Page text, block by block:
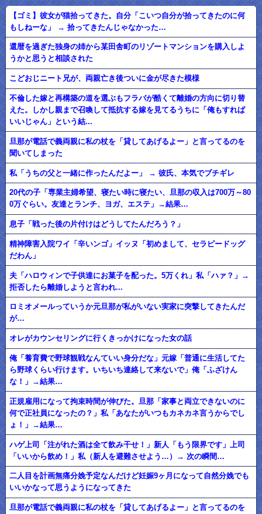
【ゴミ】彼女が猫拾ってきた。自分「こいつ自分が拾ってきたのに何
もしねーな」 → 拾ってきたんじゃなかった…
還暦を過ぎた独身の姉から某田舎町のリゾートマンションを購入しよ
うかと思うと相談された
こどおじニート兄が、両親亡き後ついに金が尽きた模様
不倫した嫁と再構築の道を選ぶもフラバが酷くて離婚の方向に切り替
えた。しかし親まで召喚して抵抗する嫁を見てるうちに「俺もすれば
いいじゃん」という結...
旦那が電話で義両親に私の杖を「貸してあげるよー」と言ってるのを
聞いてしまった
私「うちの父と一緒に作ったんだよー」 → 彼氏、本気でブチギレ
20代の子「専業主婦希望、寝たい時に寝たい、旦那の収入は700万～80
0万ぐらい。友達とランチ、ヨガ、エステ」→結果…
息子「戦った後の片付けはどうしてたんだろう？」
精神障害入院ワイ「辛いンゴ」イッヌ「初めまして、セラピードッグ
だわん」
夫「ハロウィンで子供達にお菓子を配った。5万くれ」私「ハァ？」→
拒否したら離婚しようと言われ...
ロミオメールっていうか元旦那が私がいない実家に突撃してきたんだ
が…
オレがカウンセリングに行くきっかけになった女の話
俺「養育費で野球観戦なんていい身分だな」元嫁「普通に生活してた
ら野球くらい行けます。いちいち連絡して来ないで」俺「ふざけん
な！」→結果…
正規雇用になって拘束時間が伸びた。旦那「家事と両立できないのに
何で正社員になったの？」私「あなたがいつもカネカネ言うからでし
ょ！」→結果…
ハゲ上司「注がれた酒は全て飲み干せ！」新人「もう限界です」上司
「いいから飲め！」私（新人を避難させよう…）→ 次の瞬間…
二人目を計画無痛分娩予定なんだけど妊娠9ヶ月になって自然分娩でも
いいかなって思うようになってきた
旦那が電話で義両親に私の杖を「貸してあげるよー」と言ってるのを